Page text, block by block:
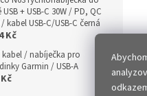
USB + USB-C 30W / PD, QC
/ kabel USB-C/USB-C černá
Kč
kabel / nabíječka pro
Garmin / USB-A